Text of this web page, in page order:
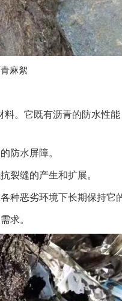
麻絮
。它既有沥青的防水性
防水屏障。
裂缝的产生和扩展。
种恶劣环境下长期保持它
求。